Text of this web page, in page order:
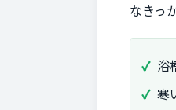
なきっ
浴
寒